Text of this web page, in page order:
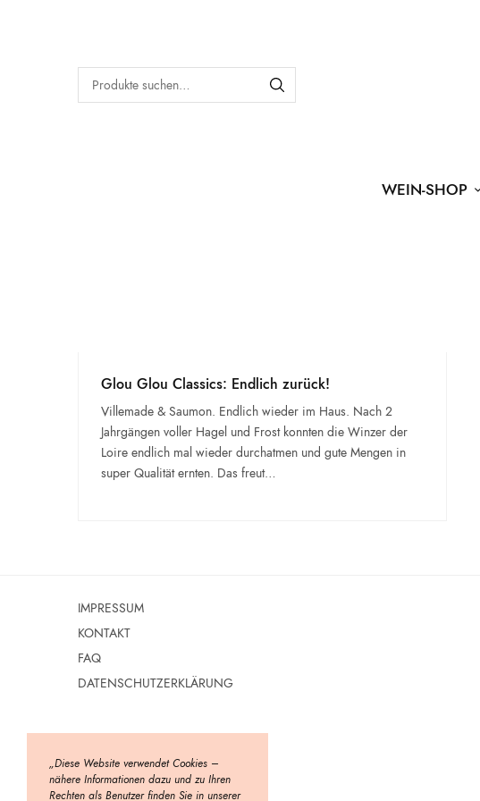
WEIN-SHOP
Glou Glou Classics: Endlich zurück!
Villemade & Saumon. Endlich wieder im Haus. Nach 2
Jahrgängen voller Hagel und Frost konnten die Winzer der
Loire endlich mal wieder durchatmen und gute Mengen in
super Qualität ernten. Das freut…
IMPRESSUM
KONTAKT
FAQ
DATENSCHUTZERKLÄRUNG
„Diese Website verwendet Cookies –
nähere Informationen dazu und zu Ihren
Rechten als Benutzer finden Sie in unserer